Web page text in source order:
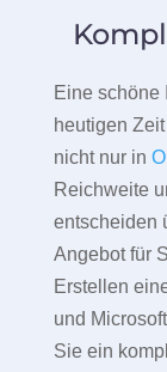
Eine schöne
heutigen
nicht nur in
Reichweite
entscheiden
Angebot für
Erstellen
und
Sie ein